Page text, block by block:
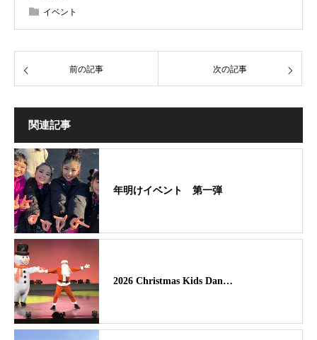
イベント
前の記事 次の記事
関連記事
年明けイベント 第一弾
2026 Christmas Kids Dan…